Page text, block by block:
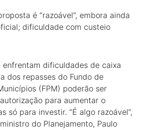
é “razoável”, embora ainda
dificuldade com custeio
dificuldades de caixa
dos repasses do Fundo de
(FPM) poderão ser
para aumentar o
só para investir. “É algo razoável”,
do Planejamento, Paulo